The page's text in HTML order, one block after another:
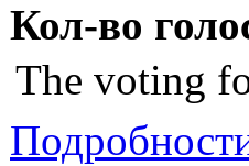
Кол-во
The voting